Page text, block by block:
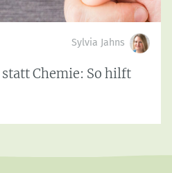
Sylvia Jahns
Chemie: So hilft